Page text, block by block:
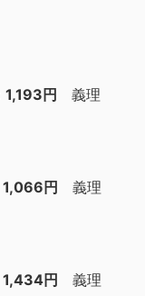
1,193円 義理
1,066円 義理
1,434円 義理